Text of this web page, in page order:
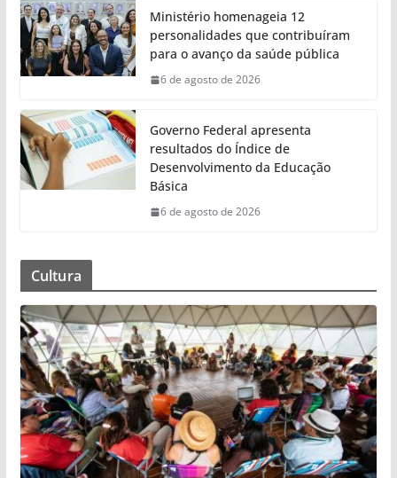
Ministério homenageia 12
personalidades que contribuíram
para o avanço da saúde pública
6 de agosto de 2026
Governo Federal apresenta
resultados do Índice de
Desenvolvimento da Educação
Básica
6 de agosto de 2026
Cultura